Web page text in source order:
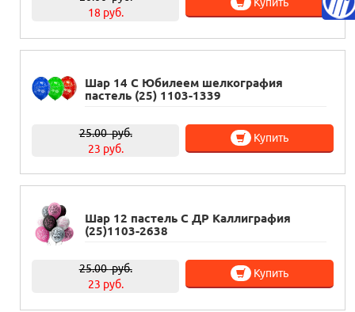
18 руб.
Шар 14 С Юбилеем шелкография
пастель (25) 1103-1339
25.00руб.
23 руб.
Купить
Шар 12 пастель С ДР Каллиграфия
(25)1103-2638
25.00руб.
23 руб.
Купить